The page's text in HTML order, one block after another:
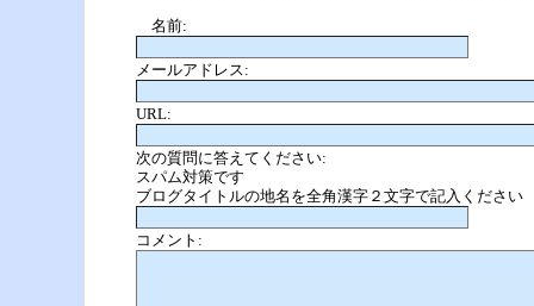
名前:
メールアドレス:
URL:
次の質問に答えてください:
スパム対策です
ブログタイトルの地名を全角漢字２文字で記入ください
コメント: